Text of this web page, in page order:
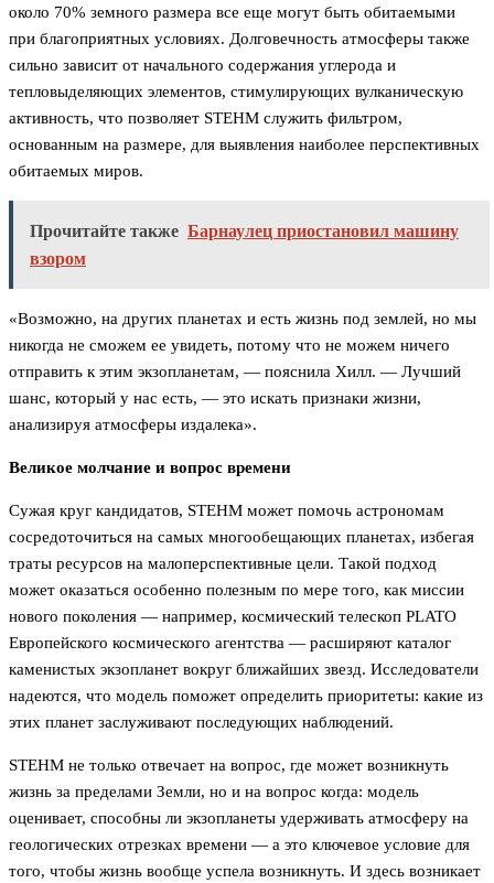
около 70% земного размера все еще могут быть обитаемыми
при благоприятных условиях. Долговечность атмосферы также
сильно зависит от начального содержания углерода и
тепловыделяющих элементов, стимулирующих вулканическую
активность, что позволяет STEHM служить фильтром,
основанным на размере, для выявления наиболее перспективных
обитаемых миров.
Прочитайте также Барнаулец приостановил машину
взором
«Возможно, на других планетах и есть жизнь под землей, но мы
никогда не сможем ее увидеть, потому что не можем ничего
отправить к этим экзопланетам, — пояснила Хилл. — Лучший
шанс, который у нас есть, — это искать признаки жизни,
анализируя атмосферы издалека».
Великое молчание и вопрос времени
Сужая круг кандидатов, STEHM может помочь астрономам
сосредоточиться на самых многообещающих планетах, избегая
траты ресурсов на малоперспективные цели. Такой подход
может оказаться особенно полезным по мере того, как миссии
нового поколения — например, космический телескоп PLATO
Европейского космического агентства — расширяют каталог
каменистых экзопланет вокруг ближайших звезд. Исследователи
надеются, что модель поможет определить приоритеты: какие из
этих планет заслуживают последующих наблюдений.
STEHM не только отвечает на вопрос, где может возникнуть
жизнь за пределами Земли, но и на вопрос когда: модель
оценивает, способны ли экзопланеты удерживать атмосферу на
геологических отрезках времени — а это ключевое условие для
того, чтобы жизнь вообще успела возникнуть. И здесь возникает